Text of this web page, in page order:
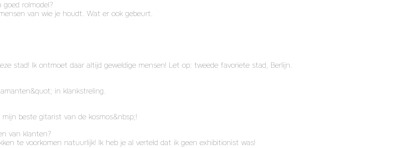
rolmodel?
van wie je houdt. Wat er ook gebeurt.
stad! Ik ontmoet daar altijd geweldige mensen! Let op: tweede favoriete stad, Berlijn.
in klankstreling.
beste gitarist van de kosmos&nbsp;!
van klanten?
te voorkomen natuurlijk! Ik heb je al verteld dat ik geen exhibitionist was!